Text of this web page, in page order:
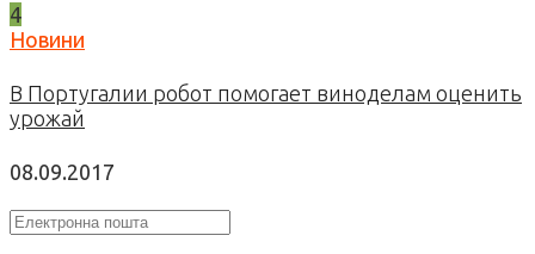
4
Новини
В Португалии робот помогает виноделам оценить
урожай
08.09.2017